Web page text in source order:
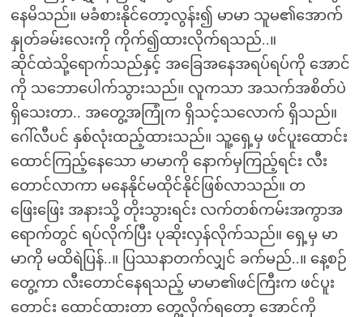
နေမိသည်။ မခံစားနိုင်တော့လွန်း၍ မာမာ သူမ၏အောက်
နှုတ်ခမ်းလေးကို ကိုက်၍ထားလိုက်ရသည်..။
ဆိုင်ထဲသို့ရောက်သည်နှင့် အခြေအနေအရပ်ရပ်ကို အောင်
ကို သဘောပေါက်သွားသည်။ လူကသာ အသက်အစိတ်ပဲ
ရှိသေးတာ.. အတွေ့အကြုံက ရှိသင့်သလောက် ရှိသည်။
ဂေါ်လီပင် နှစ်လုံးထည့်ထားသည်။ သူ့ရှေ့မှ ဖင်ပူးထောင်း
ထောင်ကြည့်နေသော မာမာကို နောက်မှကြည့်ရင်း လီး
တောင်လာကာ မနေနိုင်မထိုင်နိုင်ဖြစ်လာသည်။ တ
ဖြေးဖြေး အနားသို့ တိုးသွားရင်း လက်တစ်ကမ်းအကွာအ
ရောက်တွင် ရပ်လိုက်ပြီး ပုဆိုးလှန်လိုက်သည်။ ရှေ့မှ မာ
မာကို မထိရဲပြန်..။ ပြဿနာတက်လျှင် ခက်မည်..။ နေ့စဉ်
တွေ့ကာ လီးတောင်နေရသည့် မာမာ၏ဖင်ကြီးက ဖင်ပူး
တောင်း ထောင်ထားတာ တွေ့လိုက်ရတော့ အောင်ကို